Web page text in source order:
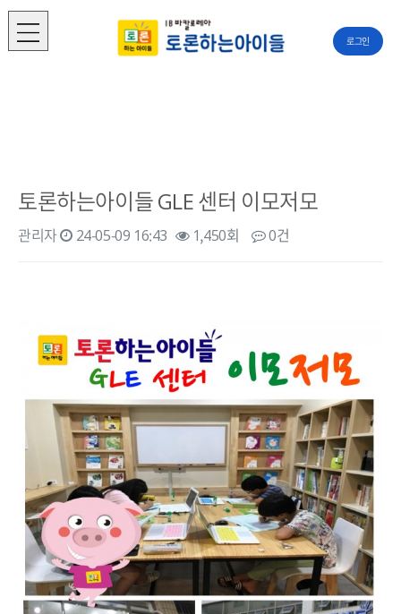
로그인
토론하는아이들 GLE 센터 이모저모
관리자 24-05-09 16:43 1,450회 0건